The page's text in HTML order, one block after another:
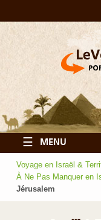
☰ MENU
Voyage en Israël &
À Ne Pas Manquer en
Jérusalem